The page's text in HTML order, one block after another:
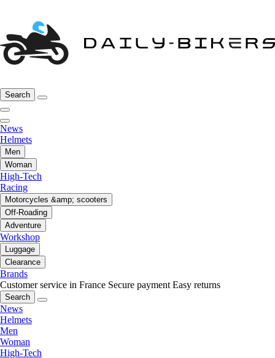
Search
News
Helmets
Men
Woman
High-Tech
Racing
Motorcycles &amp; scooters
Off-Roading
Adventure
Workshop
Luggage
Clearance
Brands
Customer service in France Secure payment Easy returns
Search
News
Helmets
Men
Woman
High-Tech